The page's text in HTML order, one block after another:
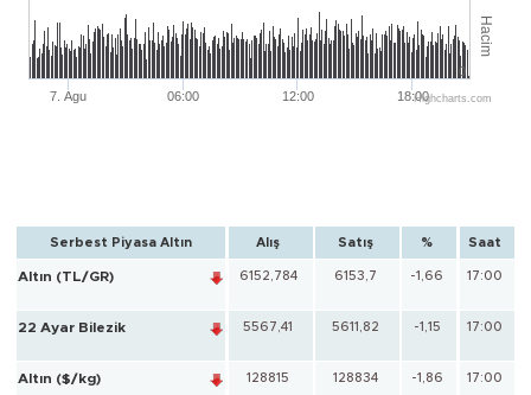
Hacim
7. Agu 06:00 12:00 18:00
0
Highcharts.com
Serbest Piyasa Altın Alış Satış % Saat
Altın (TL/GR) 6152,784 6153,7 -1,66 17:00
22 Ayar Bilezik 5567,41 5611,82 -1,15 17:00
Altın ($/kg) 128815 128834 -1,86 17:00